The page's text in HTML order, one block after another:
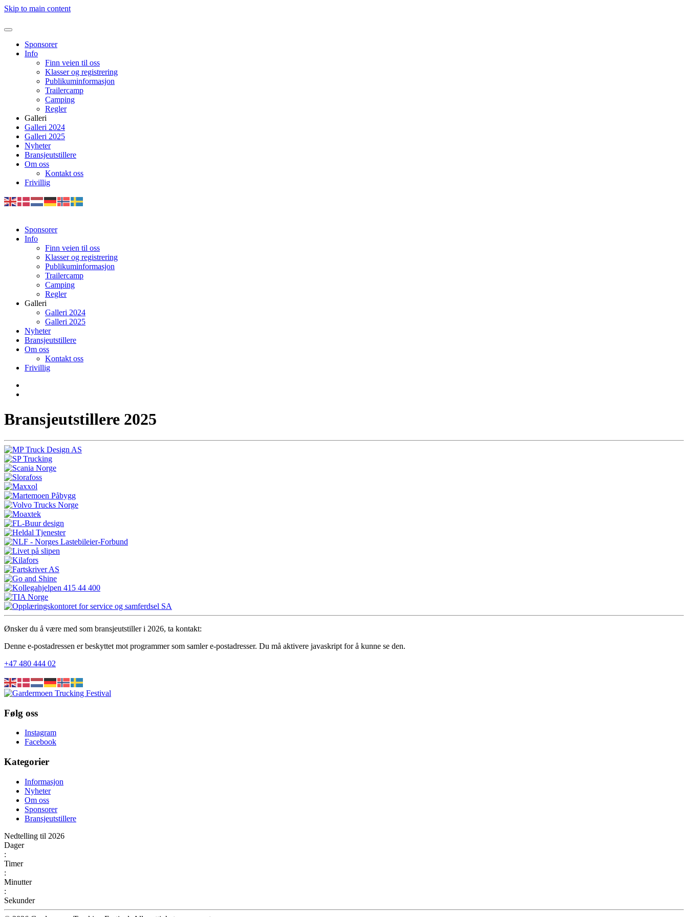
Skip to main content
Sponsorer
Info
Finn veien til oss
Klasser og registrering
Publikuminformasjon
Trailercamp
Camping
Regler
Galleri
Galleri 2024
Galleri 2025
Nyheter
Bransjeutstillere
Om oss
Kontakt oss
Frivillig
Sponsorer
Info
Finn veien til oss
Klasser og registrering
Publikuminformasjon
Trailercamp
Camping
Regler
Galleri
Galleri 2024
Galleri 2025
Nyheter
Bransjeutstillere
Om oss
Kontakt oss
Frivillig
Bransjeutstillere 2025
Ønsker du å være med som bransjeutstiller i 2026, ta kontakt:
Denne e-postadressen er beskyttet mot programmer som samler e-postadresser. Du må aktivere javaskript for å kunne se den.
+47 480 444 02
Følg oss
Instagram
Facebook
Kategorier
Informasjon
Nyheter
Om oss
Sponsorer
Bransjeutstillere
Nedtelling til 2026
Dager
:
Timer
:
Minutter
:
Sekunder